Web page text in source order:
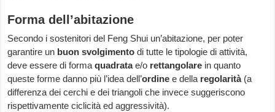
Forma dell’abitazione
Secondo i sostenitori del Feng Shui un’abitazione, per poter
garantire un buon svolgimento di tutte le tipologie di attività,
deve essere di formaquadratae/o rettangolare in quanto
queste forme danno più l’idea dell’ordine e della regolarità(a
differenza dei cerchi e dei triangoli che invece suggeriscono
rispettivamente ciclicità ed aggressività).